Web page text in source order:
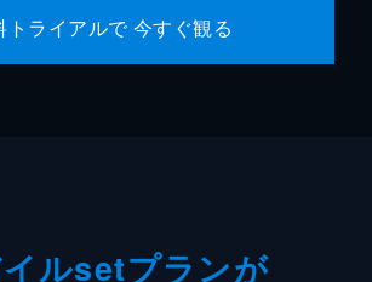
トライアルで 今すぐ観る
ルsetプランが